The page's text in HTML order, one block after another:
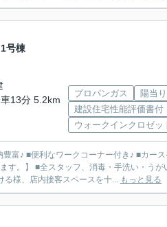
号棟
13分 5.2km
プロパンガス
陽当
建設住宅性能評価書付
ウォークインクロゼッ
富♪ ■便利なワークコーナー付き♪ ■カー
す。】 ■全スタッフ、消毒・手洗い・う
る様、店内接客スペースを十... もっと見る